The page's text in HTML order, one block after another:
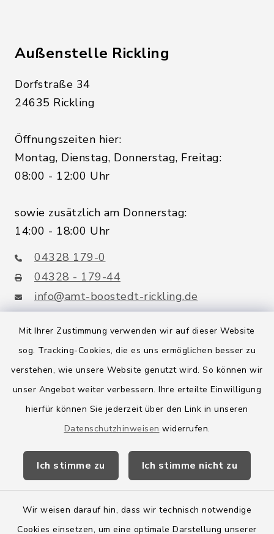
Mit Ihrer Zustimmung verwenden wir auf dieser Website
sog. Tracking-Cookies, die es uns ermöglichen besser zu
verstehen, wie unsere Website genutzt wird. So können wir
unser Angebot weiter verbessern. Ihre erteilte Einwilligung
hierfür können Sie jederzeit über den Link in unseren
Datenschutzhinweisen widerrufen.
Ich stimme zu Ich stimme nicht zu
Wir weisen darauf hin, dass wir technisch notwendige
Cookies einsetzen, um eine optimale Darstellung unserer
Außenstelle Rickling
Dorfstraße 34
24635 Rickling
Öffnungszeiten hier:
Montag, Dienstag, Donnerstag, Freitag:
08:00 - 12:00 Uhr
sowie zusätzlich am Donnerstag:
14:00 - 18:00 Uhr
04328 179-0
04328 - 179-44
info@amt-boostedt-rickling.de
Quicklinks
Amt Boostedt-Rickling
Amtsbroschüre
Wege-Zweckverband